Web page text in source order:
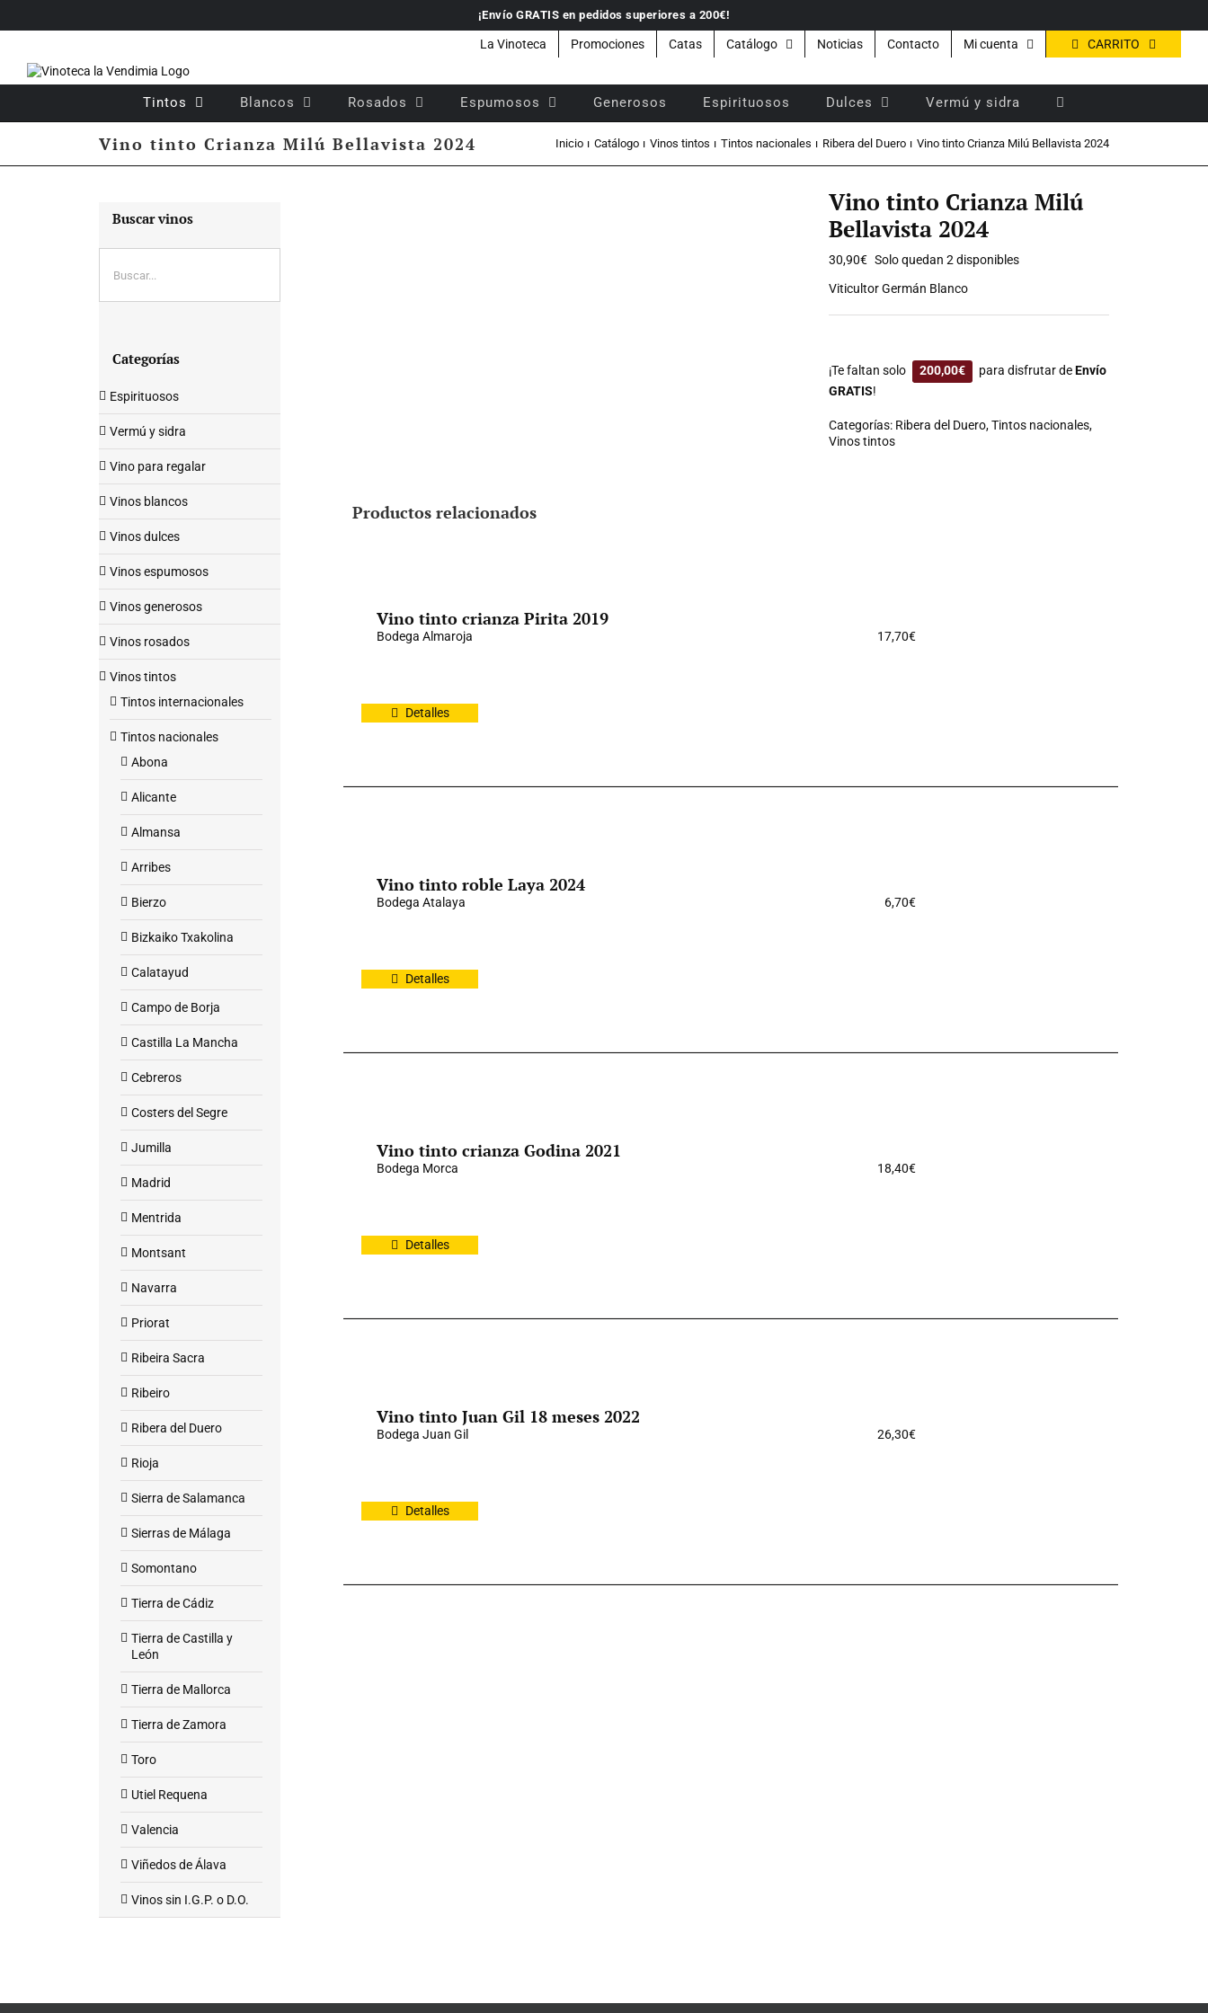
¡Envío GRATIS en pedidos superiores a 200€!
La Vinoteca Promociones Catas Catálogo Noticias Contacto Mi cuenta CARRITO
Tintos Blancos Rosados Espumosos Generosos Espirituosos Dulces Vermú y sidra
Vino tinto Crianza Milú Bellavista 2024 Inicio Catálogo Vinos tintos Tintos nacionales Ribera del Duero Vino tinto Crianza Milú Bellavista 2024
Vino tinto Crianza Milú
Bellavista 2024
30,90€ Solo quedan 2 disponibles
Viticultor Germán Blanco
¡Te faltan solo 200,00€ para disfrutar deEnvío
GRATIS!
Categorías: Ribera del Duero,Tintos nacionales,
Vinos tintos
Productos relacionados
Vino tinto crianza Pirita 2019
Bodega Almaroja 17,70€
Detalles
Vino tinto roble Laya 2024
Bodega Atalaya 6,70€
Detalles
Vino tinto crianza Godina 2021
Bodega Morca 18,40€
Detalles
Vino tinto Juan Gil 18 meses 2022
Bodega Juan Gil 26,30€
Detalles
Buscar vinos
Categorías
Espirituosos
Vermú y sidra
Vino para regalar
Vinos blancos
Vinos dulces
Vinos espumosos
Vinos generosos
Vinos rosados
Vinos tintos
Tintos internacionales
Tintos nacionales
Abona
Alicante
Almansa
Arribes
Bierzo
Bizkaiko Txakolina
Calatayud
Campo de Borja
Castilla La Mancha
Cebreros
Costers del Segre
Jumilla
Madrid
Mentrida
Montsant
Navarra
Priorat
Ribeira Sacra
Ribeiro
Ribera del Duero
Rioja
Sierra de Salamanca
Sierras de Málaga
Somontano
Tierra de Cádiz
Tierra de Castilla y
León
Tierra de Mallorca
Tierra de Zamora
Toro
Utiel Requena
Valencia
Viñedos de Álava
Vinos sin I.G.P. o D.O.